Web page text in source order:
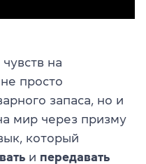
на
просто
запаса, но и
мир через призму
который
и передавать